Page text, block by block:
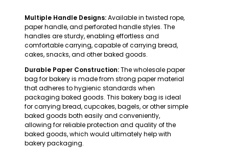
Multiple Handle Designs:Available in twisted rope,
paper handle, and perforated handle styles. The
handles are sturdy, enabling effortless and
comfortable carrying, capable of carrying bread,
cakes, snacks, and other baked goods.
Durable Paper Construction:The wholesale paper
bag for bakery is made from strong paper material
that adheres to hygienic standards when
packaging baked goods. This bakery bag is ideal
for carrying bread, cupcakes, bagels, or other simple
baked goods both easily and conveniently,
allowing for reliable protection and quality of the
baked goods, which would ultimately help with
bakery packaging.